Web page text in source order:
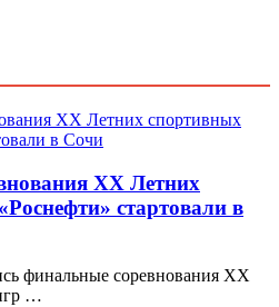
ХX Летних
стартовали в
финальные соревнования ХX
…